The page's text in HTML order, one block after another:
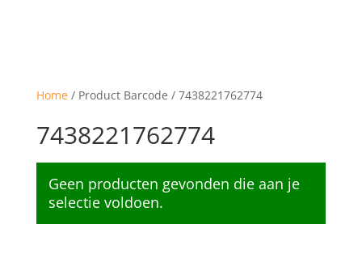
Home/ Product Barcode / 7438221762774
7438221762774
Geen producten gevonden die aan je
selectie voldoen.